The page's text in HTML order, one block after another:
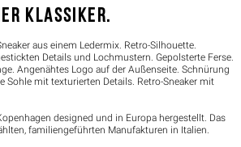
KLASSIKER.
aus einem Ledermix. Retro-Silhouette.
Details und Lochmustern. Gepolsterte Ferse.
Angenähtes Logo auf der Außenseite. Schnürung
Sohle mit texturierten Details. Retro-Sneaker mit
designed und in Europa hergestellt. Das
familiengeführten Manufakturen in Italien.